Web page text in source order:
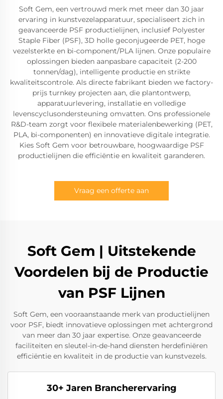
Soft Gem, een vertrouwd merk met meer dan 30 jaar
ervaring in kunstvezelapparatuur, specialiseert zich in
geavanceerde PSF productielijnen, inclusief Polyester
Staple Fiber (PSF), 3D holle geconjugeerde PET, hoge
vezelsterkte en bi-component/PLA lijnen. Onze populaire
oplossingen bieden aanpasbare capaciteit (2-200
tonnen/dag), intelligente productie en strikte
kwaliteitscontrole. Als directe fabrikant bieden we factory-
prijs turnkey projecten aan, die plantontwerp,
apparatuurlevering, installatie en volledige
levenscyclusondersteuning omvatten. Ons professionele
R&D-team zorgt voor flexibele materialenbewerking (PET,
PLA, bi-componenten) en innovatieve digitale integratie.
Kies Soft Gem voor betrouwbare, hoogwaardige PSF
productielijnen die efficiëntie en kwaliteit garanderen.
Vraag een offerte aan
Soft Gem | Uitstekende
Voordelen bij de Productie
van PSF Lijnen
Soft Gem, een vooraanstaande merk van productielijnen
voor PSF, biedt innovatieve oplossingen met achtergrond
van meer dan 30 jaar expertise. Onze geavanceerde
faciliteiten en sleutel-in-de-hand diensten herdefiniëren
efficiëntie en kwaliteit in de productie van kunstvezels.
30+ Jaren Brancherervaring